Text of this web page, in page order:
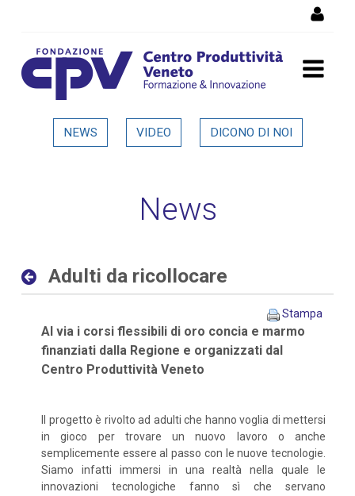
Adulti da ricollocare -
NEWS VIDEO DICONO DI NOI
News
Adulti da ricollocare
Stampa
Al via i corsi flessibili di oro concia e marmo
finanziati dalla Regione e organizzati dal
Centro Produttività Veneto
Il progetto è rivolto ad adulti che hanno voglia di mettersi
in gioco per trovare un nuovo lavoro o anche
semplicemente essere al passo con le nuove tecnologie.
Siamo infatti immersi in una realtà nella quale le
innovazioni tecnologiche fanno sì che servano